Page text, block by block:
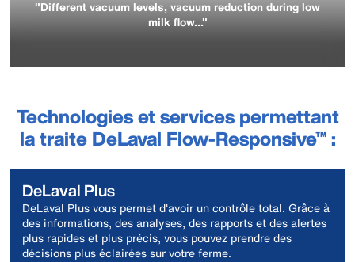
"Different vacuum levels, vacuum reduction during low
milk flow..."
Technologies et services permettant
la traite DeLaval Flow-Responsive™ :
DeLaval Plus
DeLaval Plus vous permet d'avoir un contrôle total. Grâce à
des informations, des analyses, des rapports et des alertes
plus rapides et plus précis, vous pouvez prendre des
décisions plus éclairées sur votre ferme.